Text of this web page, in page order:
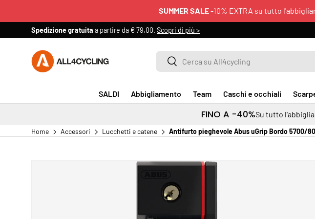
SUMMER SALE-10% EXTRA su tutto
Spedizione gratuita a partire da € 79,00. Scopri di più >
Cerca su All4cycling
Cerca
SALDI Abbigliamento Team Caschi e occhiali
FINO A -40%Su tutto
Home Accessori Lucchetti e catene Antifurto pieghevole Abus uGrip Bordo 5700/
PASSA ALLE INFORMAZIONI SUL PRODOTTO